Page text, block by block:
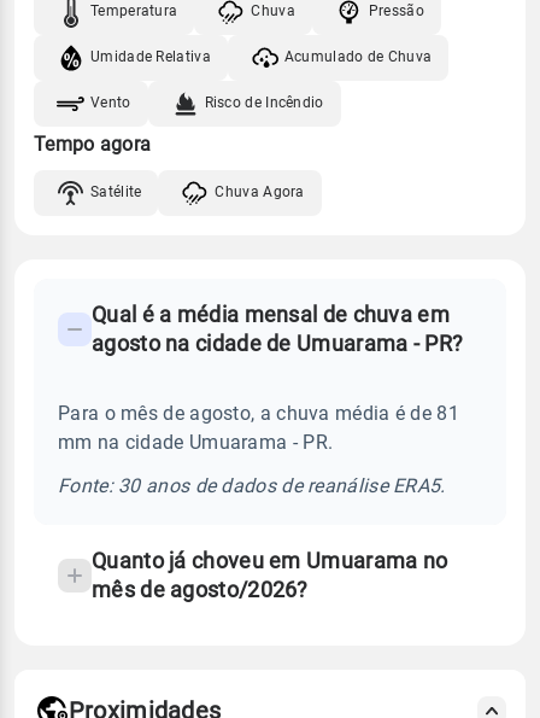
Temperatura Chuva Pressão
Umidade Relativa Acumulado de Chuva
Vento Risco de Incêndio
Tempo agora
Satélite Chuva Agora
Perguntas
sobre
chuva
Qual é a média mensal de chuva em
agosto na cidade de Umuarama - PR?
Para o mês de agosto, a chuva média é de 81
mm na cidade Umuarama - PR.
Fonte: 30 anos de dados de reanálise ERA5.
Quanto já choveu em Umuarama no
mês de agosto/2026?
Proximidades